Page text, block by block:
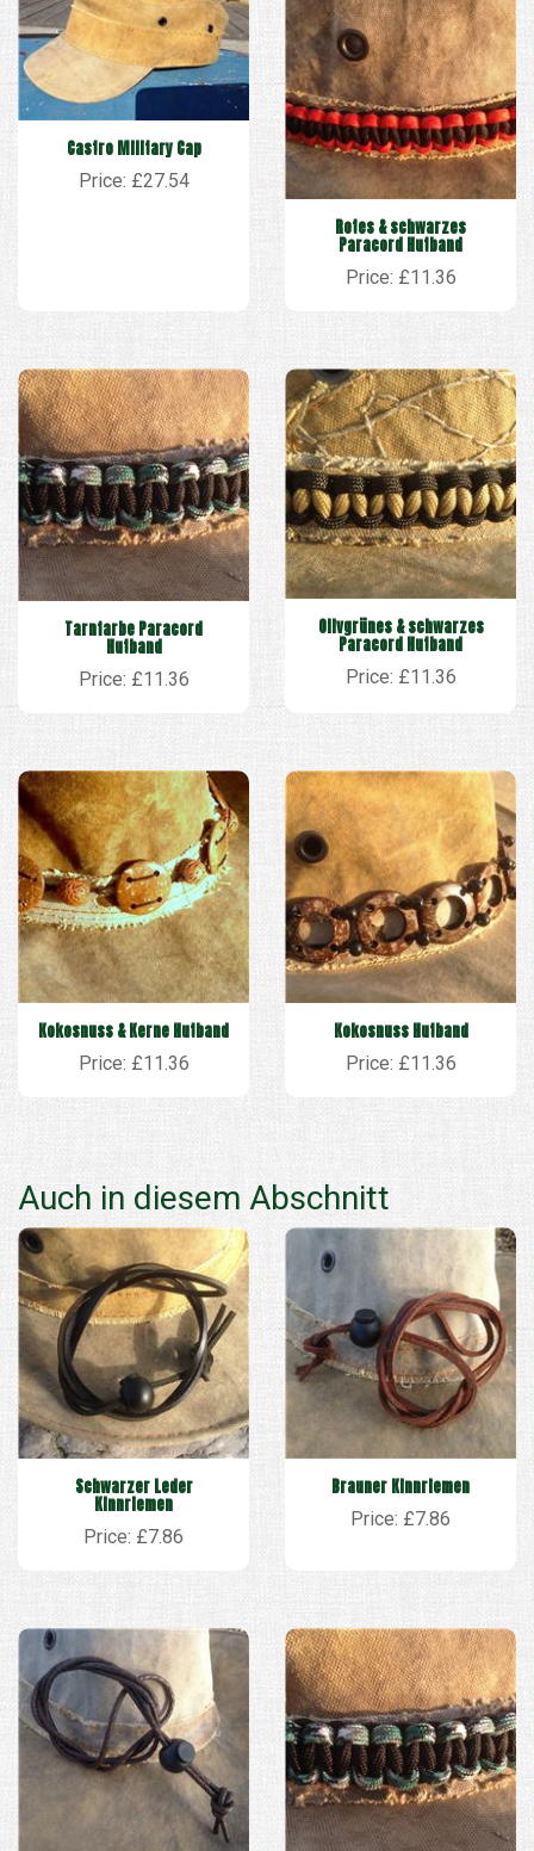
Castro Military Cap
Price: £27.54
Rotes & schwarzes
Paracord Hutband
Price: £11.36
Tarnfarbe Paracord
Hutband
Price: £11.36
Olivgrünes & schwarzes
Paracord Hutband
Price: £11.36
Kokosnuss & Kerne Hutband
Price: £11.36
Kokosnuss Hutband
Price: £11.36
Auch in diesem Abschnitt
Schwarzer Leder
Kinnriemen
Price: £7.86
Brauner Kinnriemen
Price: £7.86